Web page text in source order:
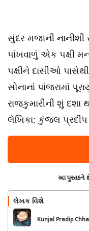
સુંદર મજાની
પાંખવાળું એક પક્ષી મન
પક્ષીને દાસીઓ
સોનાનાં પાંજરામાં
રાજકુમારીની શું દશા
લેખિકા: કુંજલ પ્રદીપ
આ પુસ્તકને
લેખક વિશે
Kunjal Pradip